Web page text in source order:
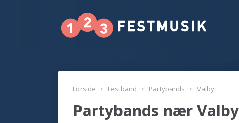
Forside Festband Partybands Valby
Partybands nær Valby